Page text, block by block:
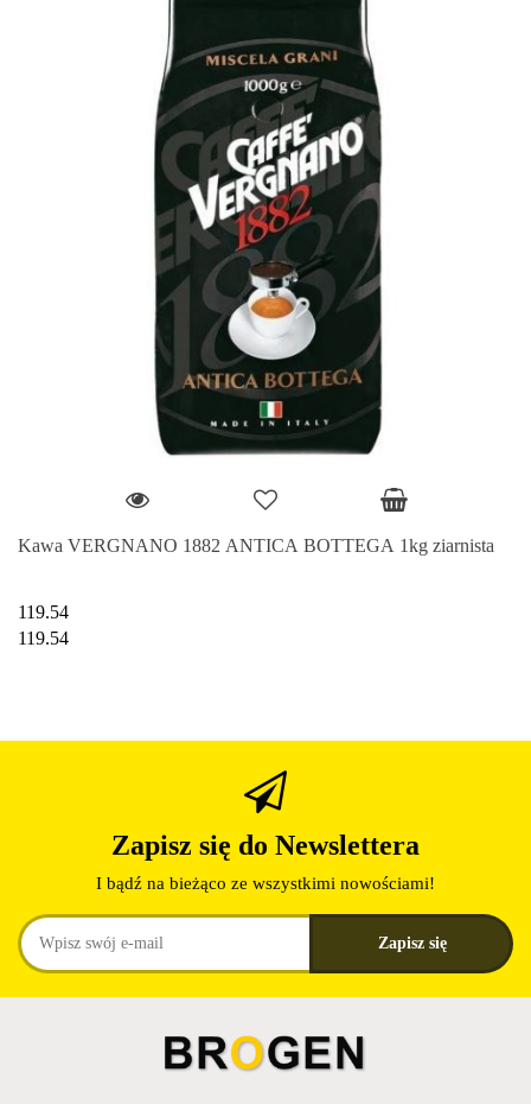
Kawa VERGNANO 1882 ANTICA BOTTEGA 1kg ziarnista
119.54
119.54
Zapisz się do Newslettera
I bądź na bieżąco ze wszystkimi nowościami!